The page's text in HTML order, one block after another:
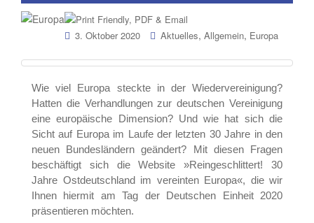
3. Oktober 2020 Aktuelles, Allgemein, Europa
Wie viel Europa steckte in der Wiedervereinigung?
Hatten die Verhandlungen zur deutschen Vereinigung
eine europäische Dimension? Und wie hat sich die
Sicht auf Europa im Laufe der letzten 30 Jahre in den
neuen Bundesländern geändert? Mit diesen Fragen
beschäftigt sich die Website »Reingeschlittert! 30
Jahre Ostdeutschland im vereinten Europa«, die wir
Ihnen hiermit am Tag der Deutschen Einheit 2020
präsentieren möchten.